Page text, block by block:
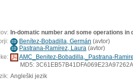
In-domatic number and some operations in
ID Benítez-Bobadilla, Germán (avtor)
ID Pastrana-Ramírez, Laura (avtor)
AMC_Benitez-Bobadilla,_Pastrana-
MD5:
Angleški jezik